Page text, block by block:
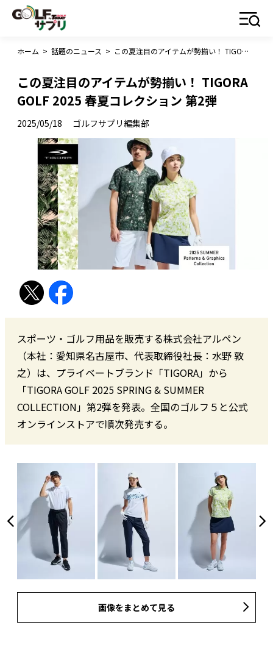
ホーム > 話題のニュース > この夏注目のアイテムが勢揃い！ TIGORA GOLF 2025 春夏コレクション 第2弾
この夏注目のアイテムが勢揃い！ TIGORA
GOLF 2025 春夏コレクション 第2弾
2025/05/18 ゴルフサプリ編集部
スポーツ・ゴルフ用品を販売する株式会社アルペン
（本社：愛知県名古屋市、代表取締役社長：水野 敦
之）は、プライベートブランド「TIGORA」から
「TIGORA GOLF 2025 SPRING & SUMMER
COLLECTION」第2弾を発表。全国のゴルフ５と公式
オンラインストアで順次発売する。
画像をまとめて見る